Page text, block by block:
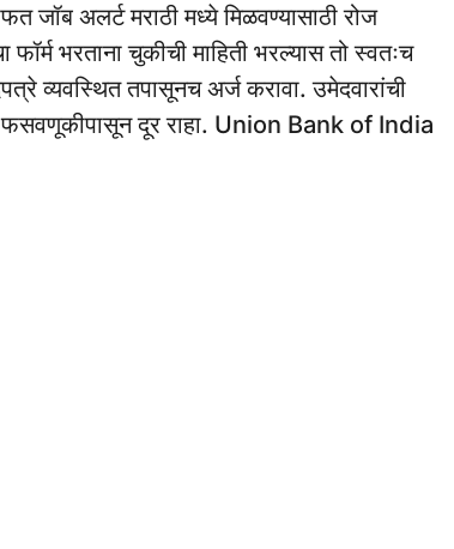
जॉब अलर्ट मराठी मध्ये मिळवण्यासाठी रोज
फॉर्म भरताना चुकीची माहिती भरल्यास तो स्वतःच
व्यवस्थित तपासूनच अर्ज करावा. उमेदवारांची
फसवणूकीपासून दूर राहा. Union Bank of India